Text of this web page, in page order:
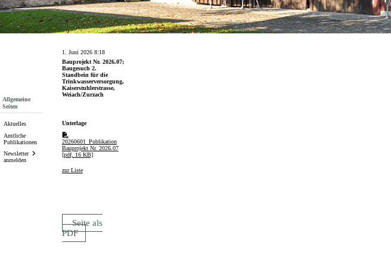
Subnavigation
Allgemeine
Seiten
Aktuelles
Amtliche
Publikationen
Newsletter
anmelden
Bauprojekt Nr. 2026.07;
Baugesuch 2.
Standbein für die
Trinkwasserversorgung,
Kaiserstuhlerstrasse,
Weiach/Zurzach
1. Juni 2026 8:18
Unterlage
20260601_Publikation
Bauprojekt Nr. 2026.07
[pdf, 16 KB]
zur Liste
Seite als
PDF